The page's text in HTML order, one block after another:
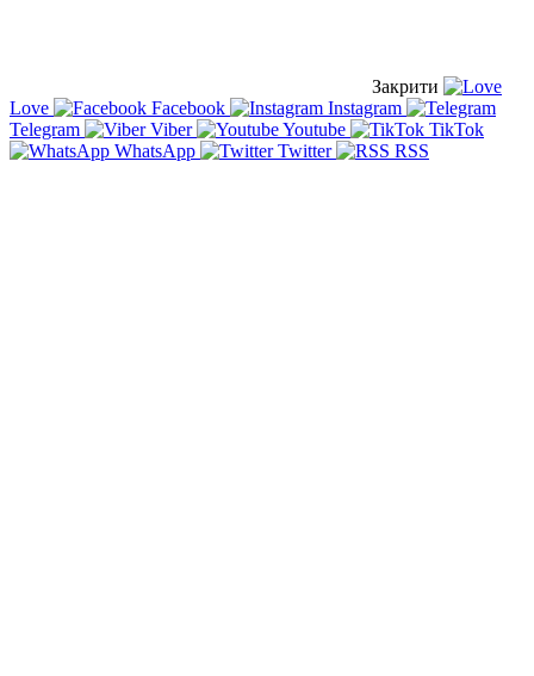
Закрити
Love
Facebook
Instagram
Telegram
Viber Youtube
TikTok
WhatsApp
Twitter RSS